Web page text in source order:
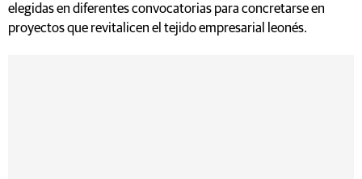
elegidas en diferentes convocatorias para concretarse en
proyectos que revitalicen el tejido empresarial leonés.